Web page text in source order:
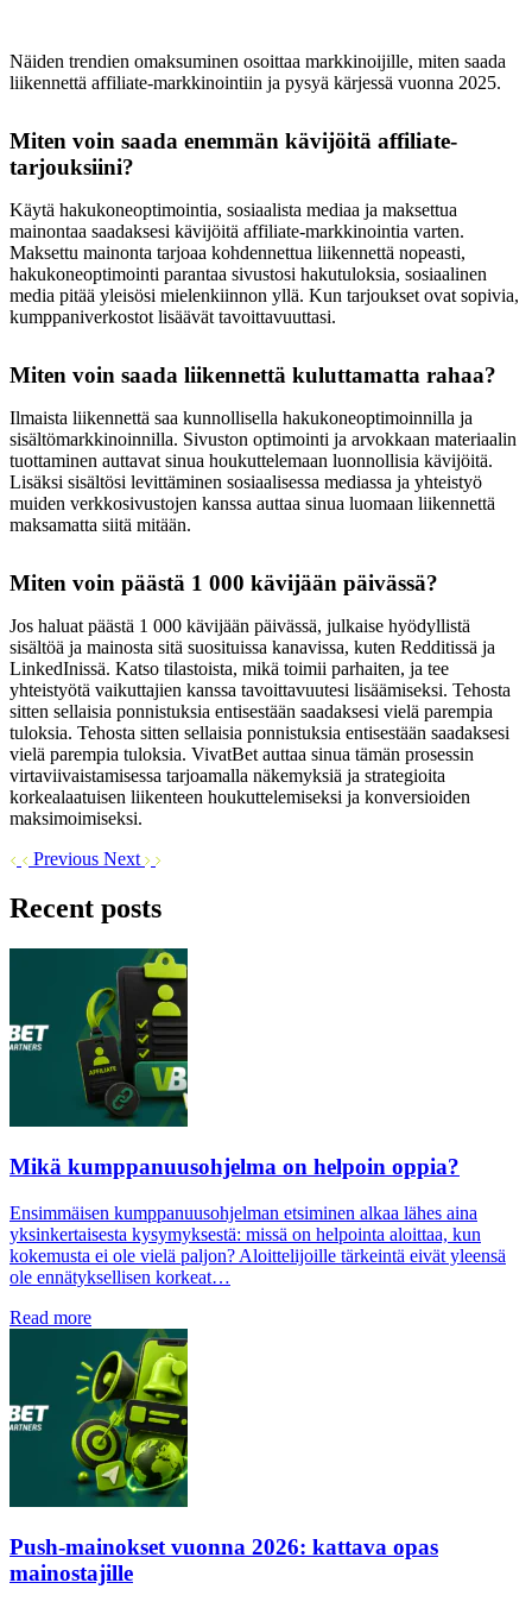
Näiden trendien omaksuminen osoittaa markkinoijille, miten saada
liikennettä affiliate-markkinointiin ja pysyä kärjessä vuonna 2025.
Miten voin saada enemmän kävijöitä affiliate-
tarjouksiini?
Käytä hakukoneoptimointia, sosiaalista mediaa ja maksettua
mainontaa saadaksesi kävijöitä affiliate-markkinointia varten.
Maksettu mainonta tarjoaa kohdennettua liikennettä nopeasti,
hakukoneoptimointi parantaa sivustosi hakutuloksia, sosiaalinen
media pitää yleisösi mielenkiinnon yllä. Kun tarjoukset ovat sopivia,
kumppaniverkostot lisäävät tavoittavuuttasi.
Miten voin saada liikennettä kuluttamatta rahaa?
Ilmaista liikennettä saa kunnollisella hakukoneoptimoinnilla ja
sisältömarkkinoinnilla. Sivuston optimointi ja arvokkaan materiaalin
tuottaminen auttavat sinua houkuttelemaan luonnollisia kävijöitä.
Lisäksi sisältösi levittäminen sosiaalisessa mediassa ja yhteistyö
muiden verkkosivustojen kanssa auttaa sinua luomaan liikennettä
maksamatta siitä mitään.
Miten voin päästä 1 000 kävijään päivässä?
Jos haluat päästä 1 000 kävijään päivässä, julkaise hyödyllistä
sisältöä ja mainosta sitä suosituissa kanavissa, kuten Redditissä ja
LinkedInissä. Katso tilastoista, mikä toimii parhaiten, ja tee
yhteistyötä vaikuttajien kanssa tavoittavuutesi lisäämiseksi. Tehosta
sitten sellaisia ponnistuksia entisestään saadaksesi vielä parempia
tuloksia. Tehosta sitten sellaisia ponnistuksia entisestään saadaksesi
vielä parempia tuloksia. VivatBet auttaa sinua tämän prosessin
virtaviivaistamisessa tarjoamalla näkemyksiä ja strategioita
korkealaatuisen liikenteen houkuttelemiseksi ja konversioiden
maksimoimiseksi.
Previous Next
Recent posts
Mikä kumppanuusohjelma on helpoin oppia?
Ensimmäisen kumppanuusohjelman etsiminen alkaa lähes aina
yksinkertaisesta kysymyksestä: missä on helpointa aloittaa, kun
kokemusta ei ole vielä paljon? Aloittelijoille tärkeintä eivät yleensä
ole ennätyksellisen korkeat…
Read more
Push-mainokset vuonna 2026: kattava opas
mainostajille